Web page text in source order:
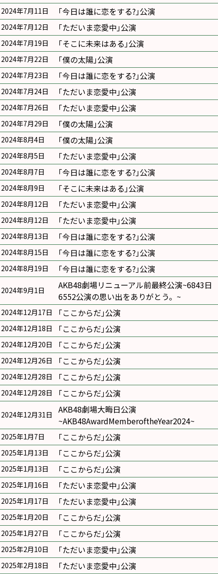
2024年7月11日 ｢今日は誰に恋をする?｣公演
2024年7月12日 ｢ただいま恋愛中｣公演
2024年7月19日 ｢そこに未来はある｣公演
2024年7月22日 ｢僕の太陽｣公演
2024年7月23日 ｢今日は誰に恋をする?｣公演
2024年7月24日 ｢ただいま恋愛中｣公演
2024年7月26日 ｢ただいま恋愛中｣公演
2024年7月29日 ｢僕の太陽｣公演
2024年8月4日 ｢僕の太陽｣公演
2024年8月5日 ｢ただいま恋愛中｣公演
2024年8月7日 ｢今日は誰に恋をする?｣公演
2024年8月9日 ｢そこに未来はある｣公演
2024年8月12日 ｢ただいま恋愛中｣公演
2024年8月12日 ｢ただいま恋愛中｣公演
2024年8月13日 ｢今日は誰に恋をする?｣公演
2024年8月15日 ｢今日は誰に恋をする?｣公演
2024年8月19日 ｢今日は誰に恋をする?｣公演
2024年9月1日
AKB48劇場リニューアル前最終公演~6843日
6552公演の思い出をありがとう。~
2024年12月17日 ｢ここからだ｣公演
2024年12月18日 ｢ここからだ｣公演
2024年12月20日 ｢ここからだ｣公演
2024年12月26日 ｢ここからだ｣公演
2024年12月28日 ｢ここからだ｣公演
2024年12月28日 ｢ここからだ｣公演
2024年12月31日
AKB48劇場大晦日公演
~AKB48AwardMemberoftheYear2024~
2025年1月7日 ｢ここからだ｣公演
2025年1月13日 ｢ここからだ｣公演
2025年1月13日 ｢ここからだ｣公演
2025年1月16日 ｢ただいま恋愛中｣公演
2025年1月17日 ｢ただいま恋愛中｣公演
2025年1月20日 ｢ここからだ｣公演
2025年1月27日 ｢ここからだ｣公演
2025年2月10日 ｢ただいま恋愛中｣公演
2025年2月18日 ｢ただいま恋愛中｣公演